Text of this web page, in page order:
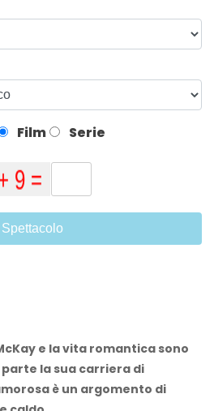
Film Serie
Spettacolo
e la vita romantica sono
parte la sua carriera di
è un argomento di